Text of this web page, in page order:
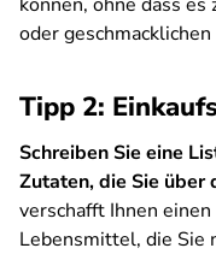
oder
Tipp 2:
Schreiben Sie eine
Zutaten, die Sie über
verschafft Ihnen
Lebensmittel, die Sie